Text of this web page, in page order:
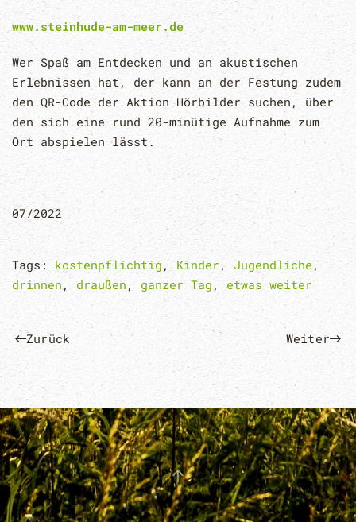
www.steinhude-am-meer.de
Wer Spaß am Entdecken und an akustischen
Erlebnissen hat, der kann an der Festung zudem
den QR-Code der Aktion Hörbilder suchen, über
den sich eine rund 20-minütige Aufnahme zum
Ort abspielen lässt.
07/2022
Tags: kostenpflichtig , Kinder ,Jugendliche ,
drinnen, draußen , ganzer Tag , etwas weiter
Zurück Weiter